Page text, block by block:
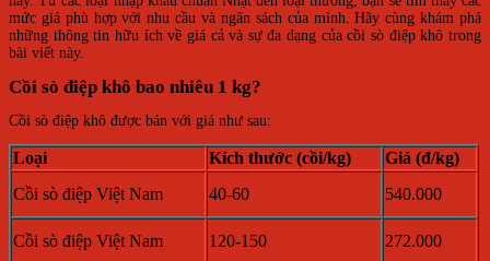
mức giá phù hợp với nhu cầu và ngân sách của mình. Hãy cùng khám phá
những thông tin hữu ích về giá cả và sự đa dạng của cồi sò điệp khô trong
bài viết này.
Cồi sò điệp khô bao nhiêu 1 kg?
Cồi sò điệp khô được bán với giá như sau:
Loại Kích thước (cồi/kg)
Giá (đ/kg)
Cồi sò điệp Việt Nam
40-60 540.000
Cồi sò điệp Việt Nam 120-150 272.000